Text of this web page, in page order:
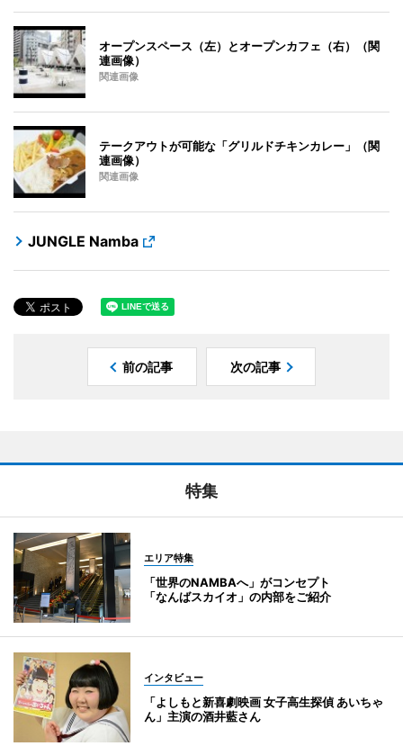
オープンスペース（左）とオープンカフェ（右）（関
連画像）
関連画像
テークアウトが可能な「グリルドチキンカレー」（関
連画像）
関連画像
JUNGLE Namba
前の記事 次の記事
特集
エリア特集
「世界のNAMBAへ」がコンセプト
「なんばスカイオ」の内部をご紹介
インタビュー
「よしもと新喜劇映画 女子高生探偵 あいちゃ
ん」主演の酒井藍さん